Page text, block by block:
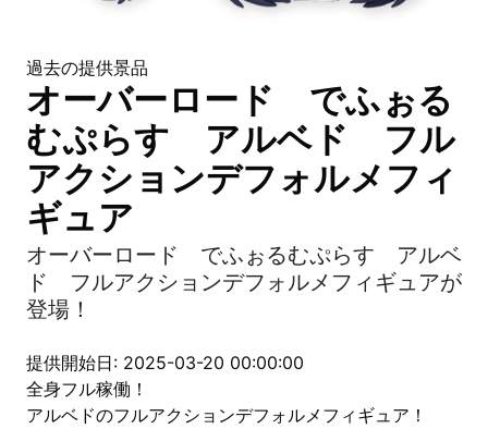
過去の提供景品
オーバーロード でふぉる
むぷらす アルベド フル
アクションデフォルメフィ
ギュア
オーバーロード でふぉるむぷらす アルベ
ド フルアクションデフォルメフィギュアが
登場！
提供開始日: 2025-03-20 00:00:00
全身フル稼働！
アルベドのフルアクションデフォルメフィギュア！